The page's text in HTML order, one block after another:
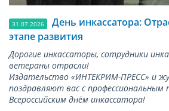
31.07.2026
День инкассатора:
этапе развития
Дорогие инкассаторы, сотрудники
ветераны отрасли!
Издательство «ИНТЕКРИМ-ПРЕСС» и
поздравляют вас с профессиональным
Всероссийским днём инкассатора!